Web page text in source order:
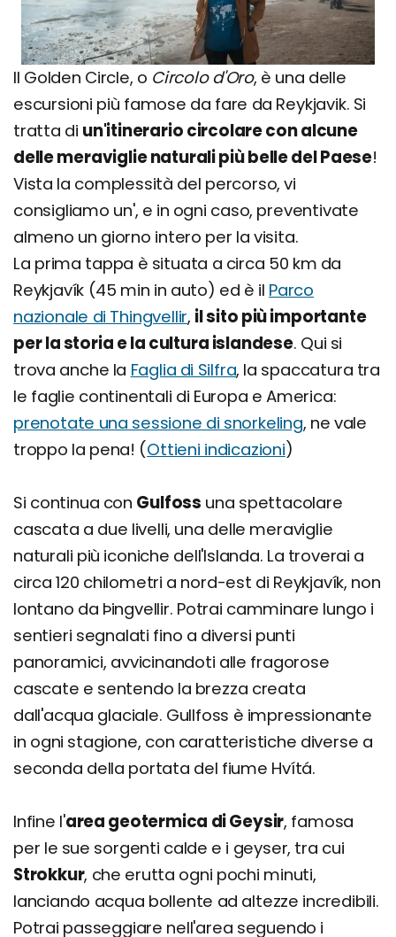
Il Golden Circle, o Circolo d'Oro, è una delle
escursioni più famose da fare da Reykjavik. Si
tratta di un'itinerario circolare con alcune
delle meraviglie naturali più belle del Paese!
Vista la complessità del percorso, vi
consigliamo un', e in ogni caso, preventivate
almeno un giorno intero per la visita.
La prima tappa è situata a circa 50 km da
Reykjavík (45 min in auto) ed è il Parco
nazionale di Thingvellir, il sito più importante
per la storia e la cultura islandese. Qui si
trova anche la Faglia di Silfra, la spaccatura tra
le faglie continentali di Europa e America:
prenotate una sessione di snorkeling, ne vale
troppo la pena! (Ottieni indicazioni)
Si continua con Gulfoss una spettacolare
cascata a due livelli, una delle meraviglie
naturali più iconiche dell'Islanda. La troverai a
circa 120 chilometri a nord-est di Reykjavík, non
lontano da Þingvellir. Potrai camminare lungo i
sentieri segnalati fino a diversi punti
panoramici, avvicinandoti alle fragorose
cascate e sentendo la brezza creata
dall'acqua glaciale. Gullfoss è impressionante
in ogni stagione, con caratteristiche diverse a
seconda della portata del fiume Hvítá.
Infine l'area geotermica di Geysir, famosa
per le sue sorgenti calde e i geyser, tra cui
Strokkur, che erutta ogni pochi minuti,
lanciando acqua bollente ad altezze incredibili.
Potrai passeggiare nell'area seguendo i